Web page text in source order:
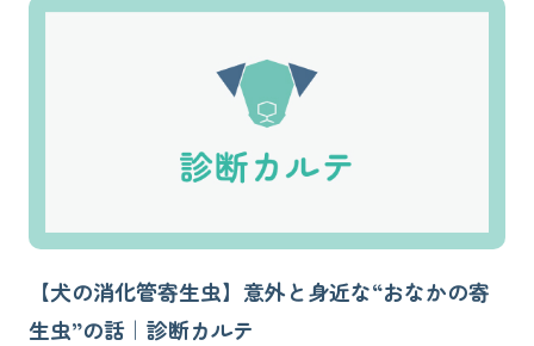
【犬の消化管寄生虫】意外と身近な“おなかの寄
生虫”の話｜診断カルテ